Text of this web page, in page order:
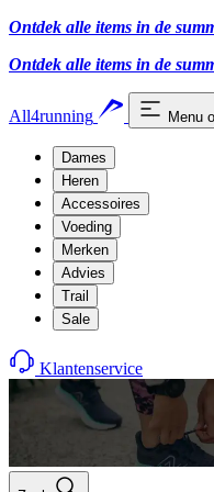
Ontdek alle items in de
Ontdek alle items in de
All4running Menu
Dames
Heren
Accessoires
Voeding
Merken
Advies
Trail
Sale
Klantenservice